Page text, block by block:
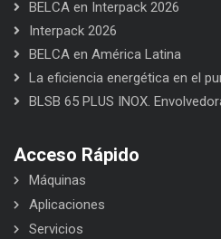
BELCA en Interpack 2026
Interpack 2026
BELCA en América Latina
La eficiencia energética en el
BLSB 65 PLUS INOX.
Acceso Rápido
Máquinas
Aplicaciones
Servicios